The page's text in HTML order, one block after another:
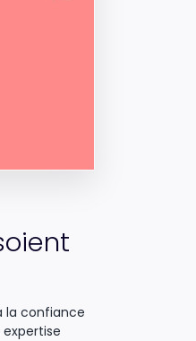
la confiance